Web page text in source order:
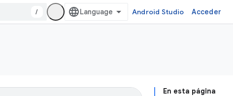
/ Android Studio Acceder
En esta página